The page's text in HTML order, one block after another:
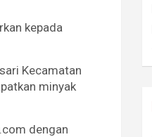
kepada
Kecamatan
minyak
dengan